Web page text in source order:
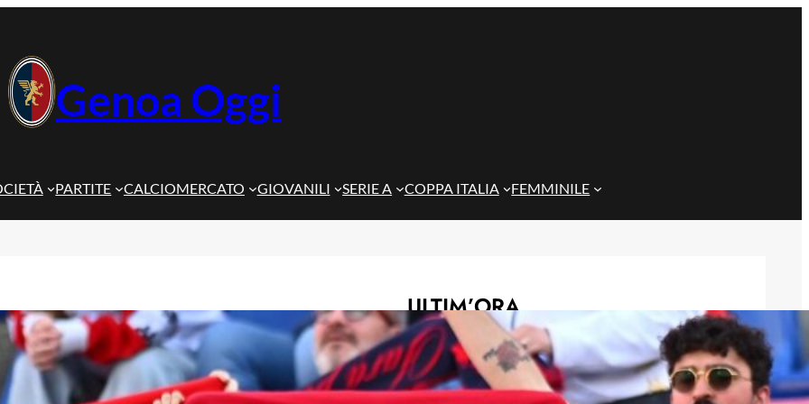
Genoa Oggi
PARTITE CALCIOMERCATO GIOVANILI SERIE A COPPA ITALIA FEMMINILE
ULTIM’ORA
Scontri tra tifoserie a Genova:
spranghe e bastoni nei vicoli prima
del Trofeo Spagnolo